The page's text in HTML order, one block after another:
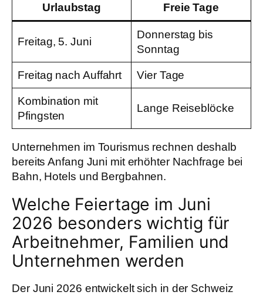
Urlaubstag Freie Tage
Freitag, 5. Juni
Donnerstag bis
Sonntag
Freitag nach Auffahrt Vier Tage
Kombination mit
Pfingsten
Lange Reiseblöcke
Unternehmen im Tourismus rechnen deshalb
bereits Anfang Juni mit erhöhter Nachfrage bei
Bahn, Hotels und Bergbahnen.
Welche Feiertage im Juni
2026 besonders wichtig für
Arbeitnehmer, Familien und
Unternehmen werden
Der Juni 2026 entwickelt sich in der Schweiz